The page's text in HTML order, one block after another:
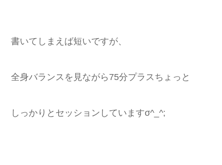
書いてしまえば短いですが、
全身バランスを見ながら75分プラスちょっと
しっかりとセッションしていますσ^_^;